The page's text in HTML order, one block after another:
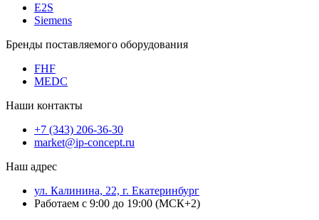
E2S
Siemens
Бренды поставляемого оборудования
FHF
MEDC
Наши контакты
+7 (343) 206-36-30
market@ip-concept.ru
Наш адрес
ул. Калинина, 22, г. Екатеринбург
Работаем с 9:00 до 19:00 (МСК+2)